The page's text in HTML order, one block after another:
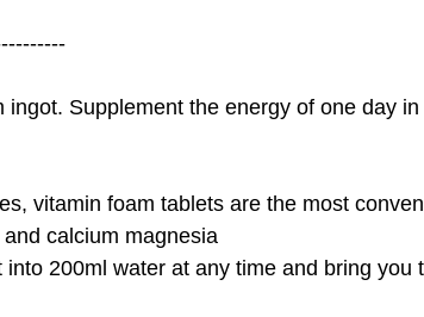
ingot. Supplement the energy of one day in
vitamin foam tablets are the most
calcium magnesia
200ml water at any time and bring you